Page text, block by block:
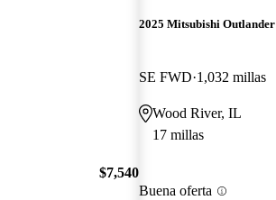
$7,540
2025 Mitsubishi Outlander
SE FWD 1,032 millas
Wood River, IL
17 millas
Buena oferta